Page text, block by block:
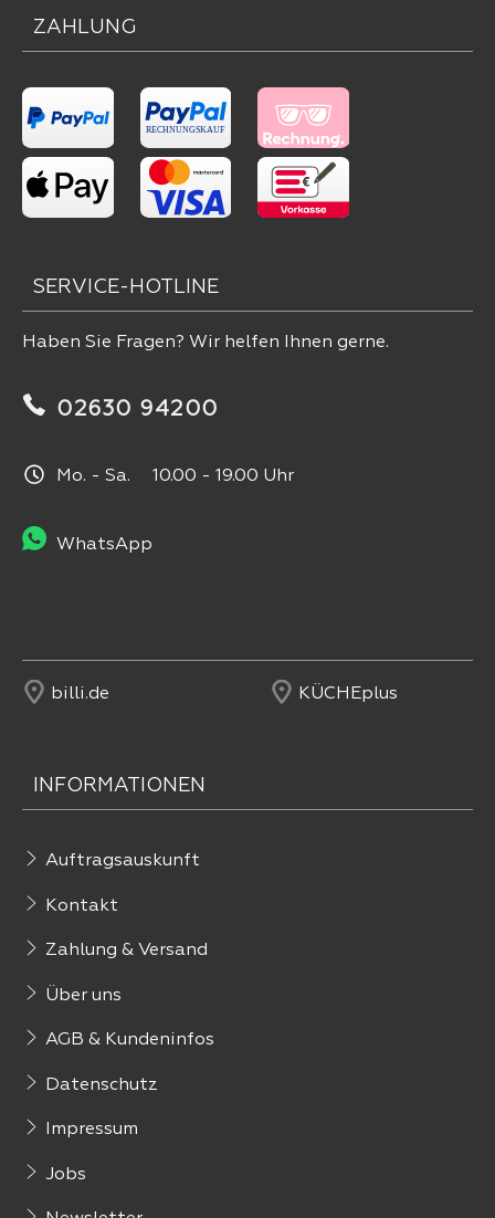
ZAHLUNG
SERVICE-HOTLINE
Haben Sie Fragen? Wir helfen Ihnen gerne.
02630 94200
Mo. - Sa. 10.00 - 19.00 Uhr
WhatsApp
billi.de KÜCHEplus
INFORMATIONEN
Auftragsauskunft
Kontakt
Zahlung & Versand
Über uns
AGB & Kundeninfos
Datenschutz
Impressum
Jobs